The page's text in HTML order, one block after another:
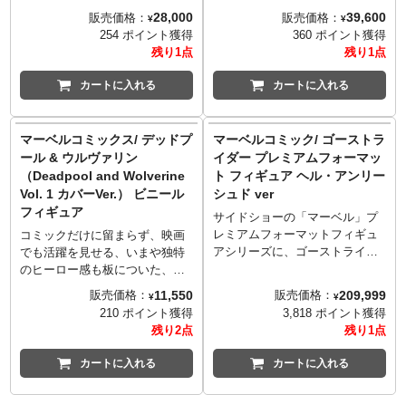
足＆ハンドパーツ、足元からシ
ンビオートが上がってきた感の
ある演出のエフェクトパーツ付
きの台座などを使用し、さまざ
まなシチュエーションが演出可
トイズの1/6スケールフィギュア
ブランド「炎スタジオ」。コミ
ック版の「X-MEN」ウルヴァリ
ンを、全高約29センチ、28箇所
以上可動の1/6スケールで立体
的な髪型や凛々しい表情を再
現。コスチュームは、ディテー
ルや素材にこだわり抜き、質感
に至るまで精巧な仕上がりに。
筋肉隆々のボディ素体はシーム
レスを採用、肘関節や浮き出る
血管など、肉体美を表現。アダ
マンチウムの爪が取り外し可能
ーツ、イラストカード（リーフ
サイズ）付きのフィギュアスタ
ンドが付属し、多彩なディスプ
レイが楽しめます。
販売価格： ¥28,000
254 ポイント獲得
残り1点
カートに入れる
本アーティストのもつ個性的な
視点で描かれたキャラクターを
お届けするアーティストシリー
アニメーションスタジオ
TRIGGERで『キルラキル』や映
た監督・アニメーター、今石洋
之氏の描く圧倒的物量で押し寄
せるヴェノムが登場です。シン
ビオート共生体であるヴェノム
が、今石氏ならではの巨大でパ
ワフルな腕部を特徴とするケタ
外れのボリューム感のある体躯
反撃を開始します！
(C) 2024 MARVEL
販売価格： ¥39,600
360 ポイント獲得
残り1点
カートに入れる
マーベルコミックス/ デッドプ
ール & ウルヴァリン
（Deadpool and Wolverine
Vol. 1 カバーVer.） ビニール
フィギュア
コミックだけに留まらず、映画
でも活躍を見せる、いまや独特
のヒーロー感も板についた、第
四の壁を越えてくるおしゃべり
ヒーロー、デッドプールが、ア
メリカでは人気が高まっている
ニッコリ笑顔でお馴染みのフィ
ギュアメーカー「Youtooz」のマ
ーベルシリーズに参戦です。こ
販売価格： ¥11,550
210 ポイント獲得
残り2点
カートに入れる
マーベルコミック/ ゴーストラ
イダー プレミアムフォーマッ
ト フィギュア ヘル・アンリー
シュド ver
サイドショーの「マーベル」プ
レミアムフォーマットフィギュ
アシリーズに、ゴーストライダ
バージョンがラインナップとな
りました。地面から勢いよく飛
び出してきたかのようなヘルバ
イク、その上に立つゴーストラ
イダーの姿を、全高約53セン
チ、なんと全長は約61センチと
販売価格： ¥209,999
3,818 ポイント獲得
残り1点
カートに入れる